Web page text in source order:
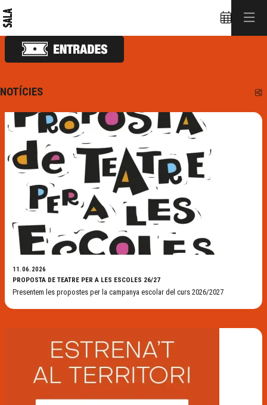
NOTÍCIES
11.06.2026
PROPOSTA DE TEATRE PER A LES ESCOLES 26/27
Presentem les propostes per la campanya escolar del curs 2026/2027